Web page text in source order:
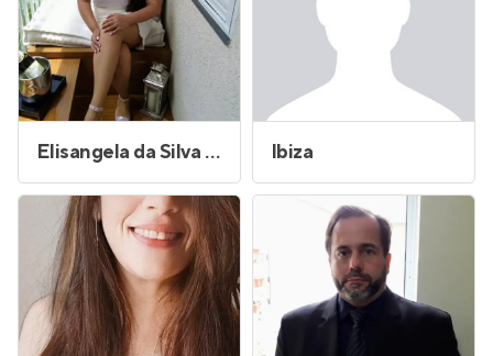
Elisangela da Silva Santos Ibiza